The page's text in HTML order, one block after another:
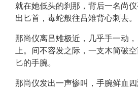
就在她低头的刹那，背后一名尚
出匕首，毒蛇般往吕雉背心刺去。
那尚仪离吕雉极近，几乎手一动
上。间不容发之际，一支木简破
匕的手腕。
那尚仪发出一声惨叫，手腕鲜血四